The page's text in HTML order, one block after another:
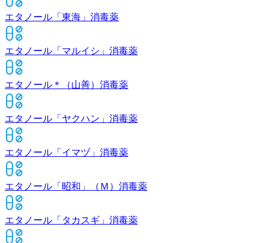
エタノール「東海」 消毒薬
エタノール「マルイシ」 消毒薬
エタノール＊（山善） 消毒薬
エタノール「ヤクハン」 消毒薬
エタノール「イマヅ」 消毒薬
エタノール「昭和」（Ｍ） 消毒薬
エタノール「タカスギ」 消毒薬